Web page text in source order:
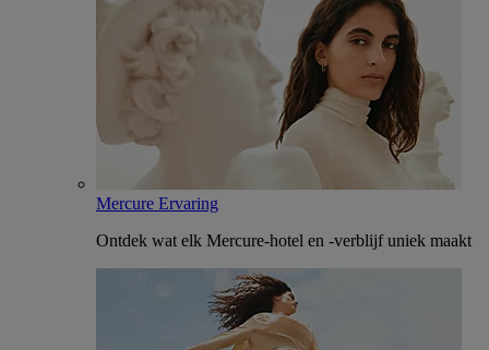
Mercure Ervaring
Ontdek wat elk Mercure-hotel en -verblijf uniek maakt